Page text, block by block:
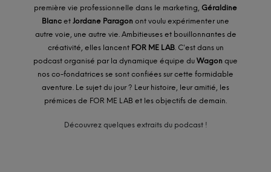
première vie professionnelle dans le marketing, Géraldine
Blanc et Jordane Paragon ont voulu expérimenter une
autre voie, une autre vie. Ambitieuses et bouillonnantes de
créativité, elles lancent FOR ME LAB. C'est dans un
podcast organisé par la dynamique équipe du Wagon que
nos co-fondatrices se sont confiées sur cette formidable
aventure. Le sujet du jour ? Leur histoire, leur amitié, les
prémices de FOR ME LAB et les objectifs de demain.
Découvrez quelques extraits du podcast !